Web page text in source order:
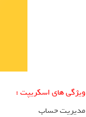
ویژگی های اسکریپت :
مدیریت حساب